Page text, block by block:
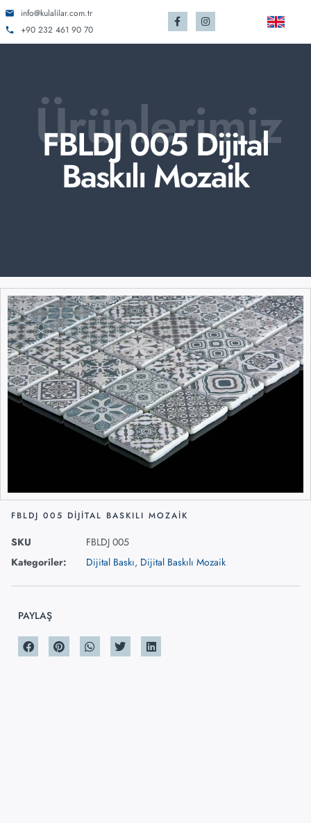
info@kulalilar.com.tr
+90 232 461 90 70
Ürünlerimiz
FBLDJ 005 Dijital
Baskılı Mozaik
FBLDJ 005 DIJITAL BASKILI MOZAIK
SKU
FBLDJ 005
Kategoriler:
Dijital Baskı, Dijital Baskılı Mozaik
PAYLAŞ